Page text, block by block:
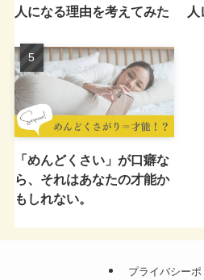
人になる理由を考えてみた
人
「めんどくさい」が口癖な
ら、それはあなたの才能か
もしれない。
プライバシーポ